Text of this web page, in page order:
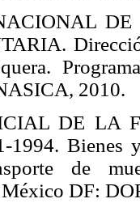
DE LA
1994. Bienes
de
México DF: